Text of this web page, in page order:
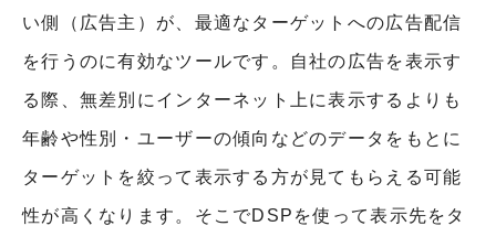
い側（広告主）が、最適なターゲットへの広告配信
を行うのに有効なツールです。自社の広告を表示す
る際、無差別にインターネット上に表示するよりも
年齢や性別・ユーザーの傾向などのデータをもとに
ターゲットを絞って表示する方が見てもらえる可能
性が高くなります。そこでDSPを使って表示先をタ